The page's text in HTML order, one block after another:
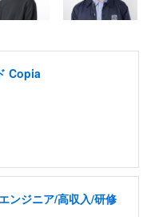
Copia
ンジニア/高収入/研修